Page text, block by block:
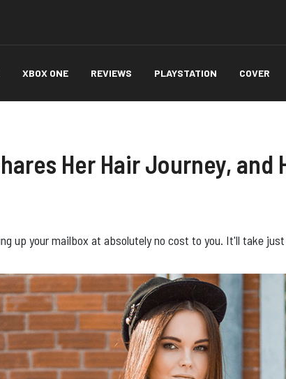
XBOX ONE REVIEWS PLAYSTATION COVER
Her Hair Journey, and
up your mailbox at absolutely no cost to you. It'll take